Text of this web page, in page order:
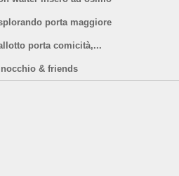
porta maggiore
porta comicità,...
& friends